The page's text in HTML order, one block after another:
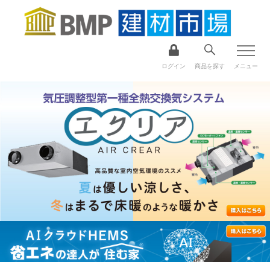
ログイン 商品を探す メニュー